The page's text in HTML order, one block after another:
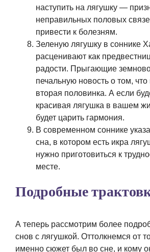
наступить на лягушку —
неправильных половых
привести к болезням.
Зеленую лягушку в соннике
расценивают как
радости. Прыгающие
печальную новость о том,
вторая половинка. А если
красивая лягушка в вашем
будет царить гармония.
В современном соннике
сна, в котором есть икра
нужно приготовиться к
месте.
Подробные
А теперь рассмотрим более
снов с лягушкой. Оттолкнемся от
именно сюжет был во сне, и кому